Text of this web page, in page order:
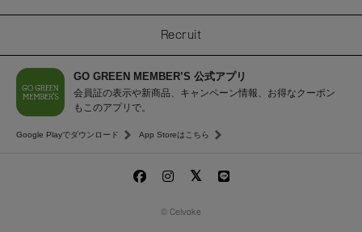
Recruit
GO GREEN MEMBER’S 公式アプリ
会員証の表示や新商品、キャンペーン情報、お得なクーポン
もこのアプリで。
Google Playでダウンロード App Storeはこちら
© Celvoke